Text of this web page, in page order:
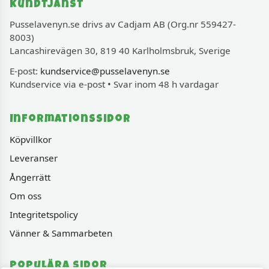
Kundtjänst
Pusselavenyn.se drivs av Cadjam AB (Org.nr 559427-
8003)
Lancashirevägen 30, 819 40 Karlholmsbruk, Sverige
E-post: kundservice@pusselavenyn.se
Kundservice via e-post • Svar inom 48 h vardagar
Informationssidor
Köpvillkor
Leveranser
Ångerrätt
Om oss
Integritetspolicy
Vänner & Sammarbeten
Populära sidor